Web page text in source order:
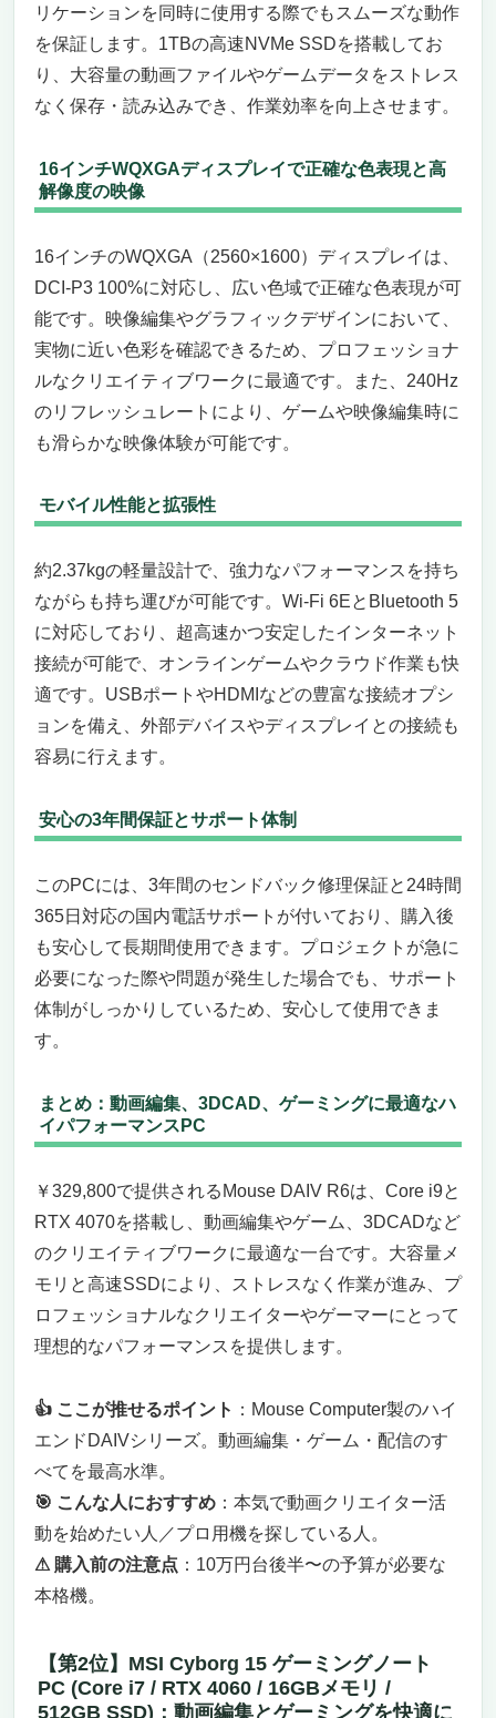
リケーションを同時に使用する際でもスムーズな動作
を保証します。1TBの高速NVMe SSDを搭載してお
り、大容量の動画ファイルやゲームデータをストレス
なく保存・読み込みでき、作業効率を向上させます。
16インチWQXGAディスプレイで正確な色表現と高
解像度の映像
16インチのWQXGA（2560×1600）ディスプレイは、
DCI-P3 100%に対応し、広い色域で正確な色表現が可
能です。映像編集やグラフィックデザインにおいて、
実物に近い色彩を確認できるため、プロフェッショナ
ルなクリエイティブワークに最適です。また、240Hz
のリフレッシュレートにより、ゲームや映像編集時に
も滑らかな映像体験が可能です。
モバイル性能と拡張性
約2.37kgの軽量設計で、強力なパフォーマンスを持ち
ながらも持ち運びが可能です。Wi-Fi 6EとBluetooth 5
に対応しており、超高速かつ安定したインターネット
接続が可能で、オンラインゲームやクラウド作業も快
適です。USBポートやHDMIなどの豊富な接続オプシ
ョンを備え、外部デバイスやディスプレイとの接続も
容易に行えます。
安心の3年間保証とサポート体制
このPCには、3年間のセンドバック修理保証と24時間
365日対応の国内電話サポートが付いており、購入後
も安心して長期間使用できます。プロジェクトが急に
必要になった際や問題が発生した場合でも、サポート
体制がしっかりしているため、安心して使用できま
す。
まとめ：動画編集、3DCAD、ゲーミングに最適なハ
イパフォーマンスPC
￥329,800で提供されるMouse DAIV R6は、Core i9と
RTX 4070を搭載し、動画編集やゲーム、3DCADなど
のクリエイティブワークに最適な一台です。大容量メ
モリと高速SSDにより、ストレスなく作業が進み、プ
ロフェッショナルなクリエイターやゲーマーにとって
理想的なパフォーマンスを提供します。
👍 ここが推せるポイント ：Mouse Computer製のハイ
エンドDAIVシリーズ。動画編集・ゲーム・配信のす
べてを最高水準。
🎯 こんな人におすすめ ：本気で動画クリエイター活
動を始めたい人／プロ用機を探している人。
⚠ 購入前の注意点 ：10万円台後半〜の予算が必要な
本格機。
【第2位】MSI Cyborg 15 ゲーミングノート
PC (Core i7 / RTX 4060 / 16GBメモリ /
512GB SSD)：動画編集とゲーミングを快適に